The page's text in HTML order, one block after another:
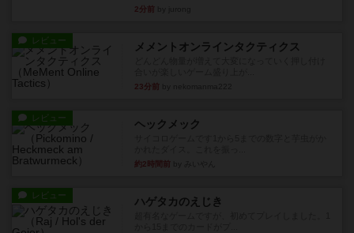
2分前
レビュー メメントオンラインタクティクス
23分前
レビュー ヘックメック
約2時間前
レビュー ハゲタカのえじき